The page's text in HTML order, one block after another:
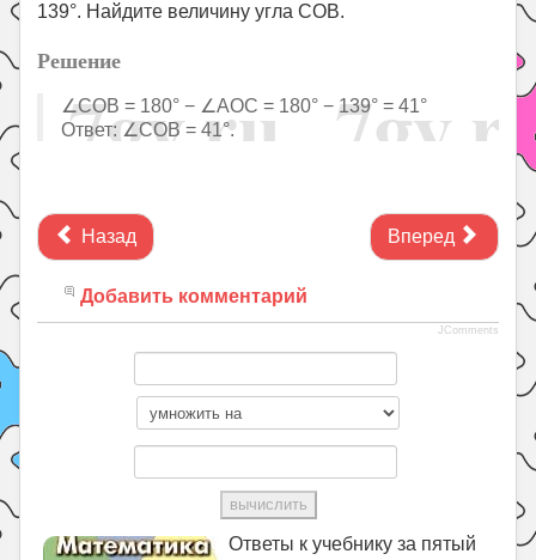
139°. Найдите величину угла COB.
Решение
∠COB = 180° − ∠AOC = 180° − 139° = 41°
Ответ: ∠COB = 41°.
Назад Вперед
Добавить комментарий
JComments
Ответы к учебнику за пятый